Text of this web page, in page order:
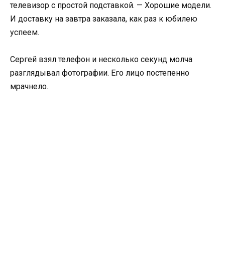
телевизор с простой подставкой. — Хорошие модели.
И доставку на завтра заказала, как раз к юбилею
успеем.
Сергей взял телефон и несколько секунд молча
разглядывал фотографии. Его лицо постепенно
мрачнело.